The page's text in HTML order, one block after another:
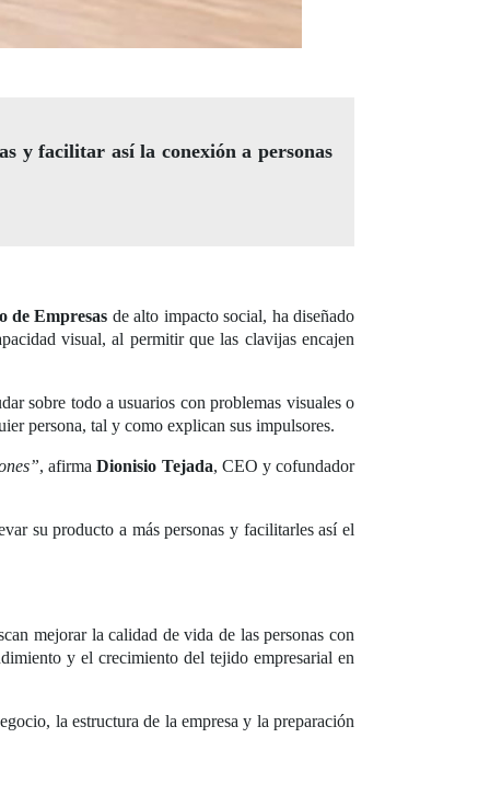
y facilitar así la conexión a personas
de Empresas de alto impacto social, ha diseñado
visual, al permitir que las clavijas encajen
sobre todo a usuarios con problemas visuales o
persona, tal y como explican sus impulsores.
, afirmaDionisio Tejada, CEO y cofundador
su producto a más personas y facilitarles así el
mejorar la calidad de vida de las personas con
y el crecimiento del tejido empresarial en
la estructura de la empresa y la preparación